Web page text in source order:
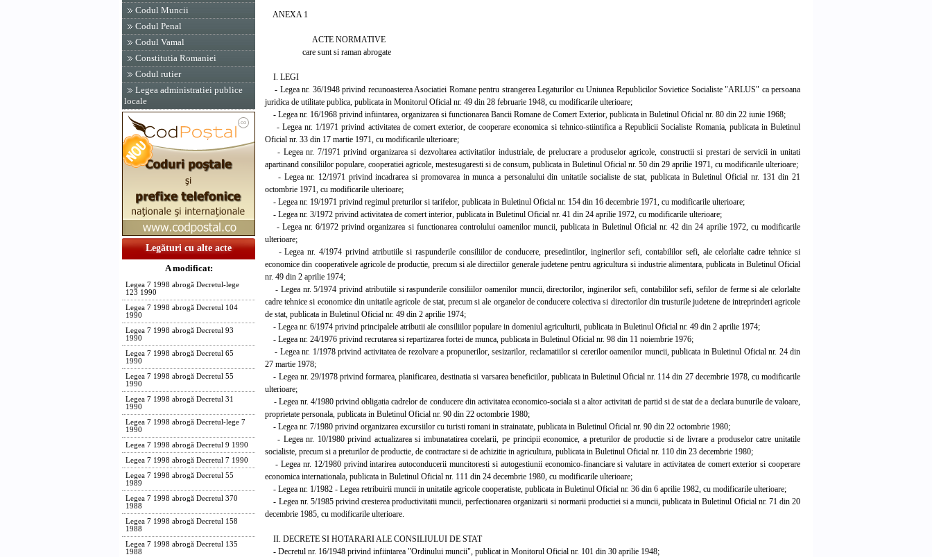
Codul Muncii
Codul Penal
Codul Vamal
Constitutia Romaniei
Codul rutier
Legea administratiei publice
locale
Legături cu alte acte
A modificat:
Legea 7 1998 abrogă Decretul-lege
123 1990
Legea 7 1998 abrogă Decretul 104
1990
Legea 7 1998 abrogă Decretul 93
1990
Legea 7 1998 abrogă Decretul 65
1990
Legea 7 1998 abrogă Decretul 55
1990
Legea 7 1998 abrogă Decretul 31
1990
Legea 7 1998 abrogă Decretul-lege 7
1990
Legea 7 1998 abrogă Decretul 9 1990
Legea 7 1998 abrogă Decretul 7 1990
Legea 7 1998 abrogă Decretul 55
1989
Legea 7 1998 abrogă Decretul 370
1988
Legea 7 1998 abrogă Decretul 158
1988
Legea 7 1998 abrogă Decretul 135
1988
ANEXA 1
ACTE NORMATIVE
care sunt si raman abrogate
I. LEGI
- Legea nr. 36/1948 privind recunoasterea Asociatiei Romane pentru strangerea Legaturilor cu Uniunea Republicilor Sovietice Socialiste "ARLUS" ca persoana
juridica de utilitate publica, publicata in Monitorul Oficial nr. 49 din 28 februarie 1948, cu modificarile ulterioare;
- Legea nr. 16/1968 privind infiintarea, organizarea si functionarea Bancii Romane de Comert Exterior, publicata in Buletinul Oficial nr. 80 din 22 iunie 1968;
- Legea nr. 1/1971 privind activitatea de comert exterior, de cooperare economica si tehnico-stiintifica a Republicii Socialiste Romania, publicata in Buletinul
Oficial nr. 33 din 17 martie 1971, cu modificarile ulterioare;
- Legea nr. 7/1971 privind organizarea si dezvoltarea activitatilor industriale, de prelucrare a produselor agricole, constructii si prestari de servicii in unitati
apartinand consiliilor populare, cooperatiei agricole, mestesugaresti si de consum, publicata in Buletinul Oficial nr. 50 din 29 aprilie 1971, cu modificarile ulterioare;
- Legea nr. 12/1971 privind incadrarea si promovarea in munca a personalului din unitatile socialiste de stat, publicata in Buletinul Oficial nr. 131 din 21
octombrie 1971, cu modificarile ulterioare;
- Legea nr. 19/1971 privind regimul preturilor si tarifelor, publicata in Buletinul Oficial nr. 154 din 16 decembrie 1971, cu modificarile ulterioare;
- Legea nr. 3/1972 privind activitatea de comert interior, publicata in Buletinul Oficial nr. 41 din 24 aprilie 1972, cu modificarile ulterioare;
- Legea nr. 6/1972 privind organizarea si functionarea controlului oamenilor muncii, publicata in Buletinul Oficial nr. 42 din 24 aprilie 1972, cu modificarile
ulterioare;
- Legea nr. 4/1974 privind atributiile si raspunderile consiliilor de conducere, presedintilor, inginerilor sefi, contabililor sefi, ale celorlalte cadre tehnice si
economice din cooperativele agricole de productie, precum si ale directiilor generale judetene pentru agricultura si industrie alimentara, publicata in Buletinul Oficial
nr. 49 din 2 aprilie 1974;
- Legea nr. 5/1974 privind atributiile si raspunderile consiliilor oamenilor muncii, directorilor, inginerilor sefi, contabililor sefi, sefilor de ferme si ale celorlalte
cadre tehnice si economice din unitatile agricole de stat, precum si ale organelor de conducere colectiva si directorilor din trusturile judetene de intreprinderi agricole
de stat, publicata in Buletinul Oficial nr. 49 din 2 aprilie 1974;
- Legea nr. 6/1974 privind principalele atributii ale consiliilor populare in domeniul agriculturii, publicata in Buletinul Oficial nr. 49 din 2 aprilie 1974;
- Legea nr. 24/1976 privind recrutarea si repartizarea fortei de munca, publicata in Buletinul Oficial nr. 98 din 11 noiembrie 1976;
- Legea nr. 1/1978 privind activitatea de rezolvare a propunerilor, sesizarilor, reclamatiilor si cererilor oamenilor muncii, publicata in Buletinul Oficial nr. 24 din
27 martie 1978;
- Legea nr. 29/1978 privind formarea, planificarea, destinatia si varsarea beneficiilor, publicata in Buletinul Oficial nr. 114 din 27 decembrie 1978, cu modificarile
ulterioare;
- Legea nr. 4/1980 privind obligatia cadrelor de conducere din activitatea economico-sociala si a altor activitati de partid si de stat de a declara bunurile de valoare,
proprietate personala, publicata in Buletinul Oficial nr. 90 din 22 octombrie 1980;
- Legea nr. 7/1980 privind organizarea excursiilor cu turisti romani in strainatate, publicata in Buletinul Oficial nr. 90 din 22 octombrie 1980;
- Legea nr. 10/1980 privind actualizarea si imbunatatirea corelarii, pe principii economice, a preturilor de productie si de livrare a produselor catre unitatile
socialiste, precum si a preturilor de productie, de contractare si de achizitie in agricultura, publicata in Buletinul Oficial nr. 110 din 23 decembrie 1980;
- Legea nr. 12/1980 privind intarirea autoconducerii muncitoresti si autogestiunii economico-financiare si valutare in activitatea de comert exterior si cooperare
economica internationala, publicata in Buletinul Oficial nr. 111 din 24 decembrie 1980, cu modificarile ulterioare;
- Legea nr. 1/1982 - Legea retribuirii muncii in unitatile agricole cooperatiste, publicata in Buletinul Oficial nr. 36 din 6 aprilie 1982, cu modificarile ulterioare;
- Legea nr. 5/1985 privind cresterea productivitatii muncii, perfectionarea organizarii si normarii productiei si a muncii, publicata in Buletinul Oficial nr. 71 din 20
decembrie 1985, cu modificarile ulterioare.
II. DECRETE SI HOTARARI ALE CONSILIULUI DE STAT
- Decretul nr. 16/1948 privind infiintarea "Ordinului muncii", publicat in Monitorul Oficial nr. 101 din 30 aprilie 1948;